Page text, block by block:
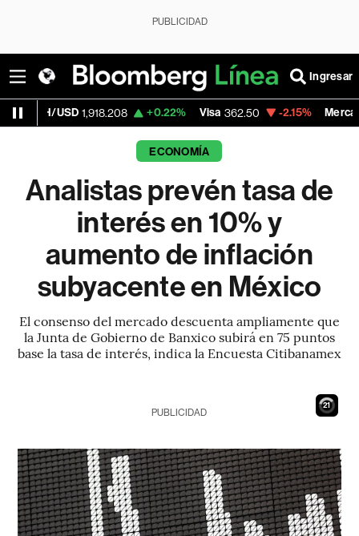
PUBLICIDAD
Ingresar
1,918.208 +0.22% Visa 362.50 -2.15% MercadoLibre
ECONOMÍA
Analistas prevén tasa de
interés en 10% y
aumento de inflación
subyacente en México
El consenso del mercado descuenta ampliamente que
la Junta de Gobierno de Banxico subirá en 75 puntos
base la tasa de interés, indica la Encuesta Citibanamex
20
PUBLICIDAD